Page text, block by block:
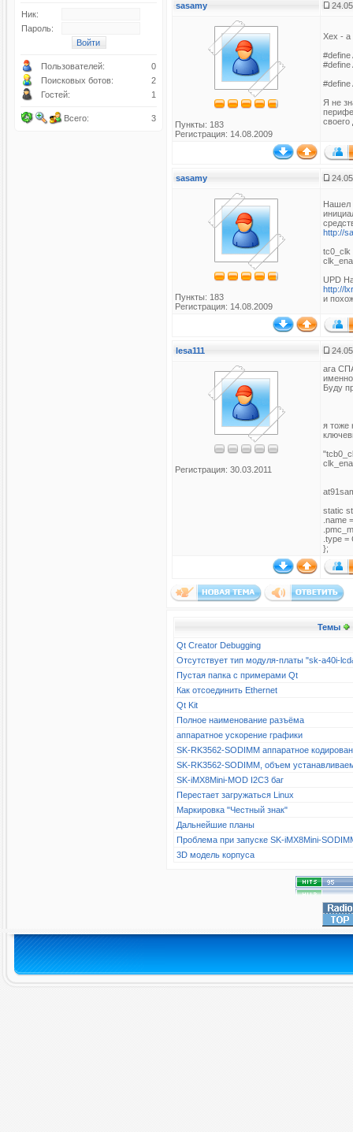
Ник:
Пароль:
Пользователей:
0
Поисковых ботов:
2
Гостей:
1
Всего: 3
sasamy
Пункты: 183
Регистрация: 14.08.2009
Хех - а
#define
#define
#define
Я не
своего
sasamy
Пункты: 183
Регистрация: 14.08.2009
Нашел
http://
tc0_clk
UPD
http://
и
lesa111
Регистрация: 30.03.2011
ага
Буду
я тоже
static
.name
.type =
};
Темы
Qt Creator Debugging
Отсутствует тип модуля-платы "sk-a40i-
Пустая папка с примерами Qt
Как отсоединить Ethernet
Qt Kit
Полное наименование разъёма
аппаратное ускорение графики
SK-RK3562-SODIMM аппаратное
SK-RK3562-SODIMM, объем
SK-iMX8Mini-MOD I2C3 баг
Перестает загружаться Linux
Маркировка "Честный знак"
Дальнейшие планы
Проблема при запуске SK-iMX8Mini-
3D модель корпуса